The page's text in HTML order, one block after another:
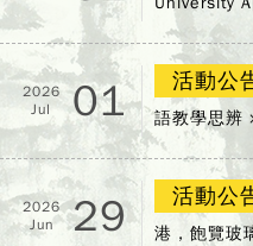
2026
Jul
01 活動公
語教學思辨
2026
Jun
29 活動公
港，飽覽玻